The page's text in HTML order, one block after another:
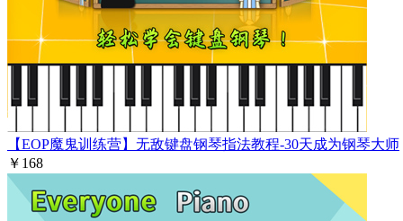
【EOP魔鬼训练营】无敌键盘钢琴指法教程-30天成为钢琴大师
￥168